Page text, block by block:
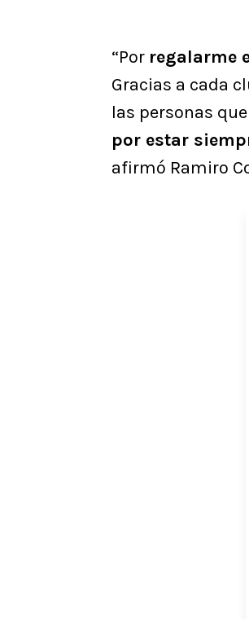
“Por regalarme
Gracias a cada
las personas
por estar
afirmó Ramiro